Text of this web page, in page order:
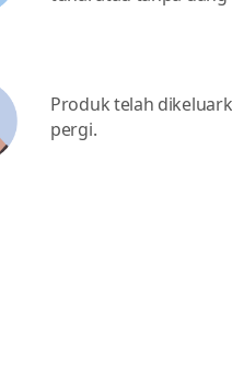
Produk telah
pergi.